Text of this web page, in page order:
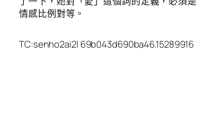
情感比例對等。
TC:senho2ai2l 69b043d690ba46.15289916